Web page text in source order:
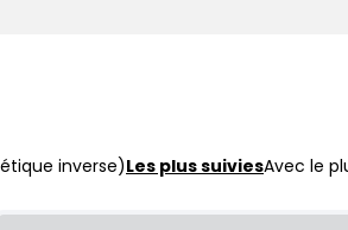
inverse)Les plus suiviesAvec le